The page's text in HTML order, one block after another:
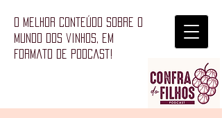
o melhor conteúdo sobre o
mundo dos vinhos, em
formato de podcast!